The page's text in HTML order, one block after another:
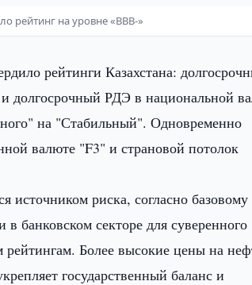
рейтинг на уровне «BBB-»
рейтинги Казахстана:
долгосрочный РДЭ в национальной
на "Стабильный". Одновременно
валюте "F3" и страновой потолок
источником риска, согласно базовому
банковском секторе для суверенного
рейтингам. Более высокие цены на
государственный баланс и